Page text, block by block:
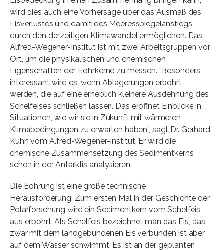
wird dies auch eine Vorhersage über das Ausmaß des
Eisverlustes und damit des Meeresspiegelanstiegs
durch den derzeitigen Klimawandel ermöglichen. Das
Alfred-Wegener-Institut ist mit zwei Arbeitsgruppen vor
Ort, um die physikalischen und chemischen
Eigenschaften der Bohrkerne zu messen. “Besonders
interessant wird es, wenn Ablagerungen erbohrt
werden, die auf eine erheblich kleinere Ausdehnung des
Schelfeises schließen lassen. Das eröffnet Einblicke in
Situationen, wie wir sie in Zukunft mit wärmeren
Klimabedingungen zu erwarten haben”, sagt Dr. Gerhard
Kuhn vom Alfred-Wegener-Institut. Er wird die
chemische Zusammensetzung des Sedimentkerns
schon in der Antarktis analysieren.
Die Bohrung ist eine große technische
Herausforderung. Zum ersten Mal in der Geschichte der
Polarforschung wird ein Sedimentkern vom Schelfeis
aus erbohrt. Als Schelfeis bezeichnet man das Eis, das
zwar mit dem landgebundenen Eis verbunden ist aber
auf dem Wasser schwimmt. Es ist an der geplanten